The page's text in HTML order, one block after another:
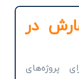
در
پروژه‌های